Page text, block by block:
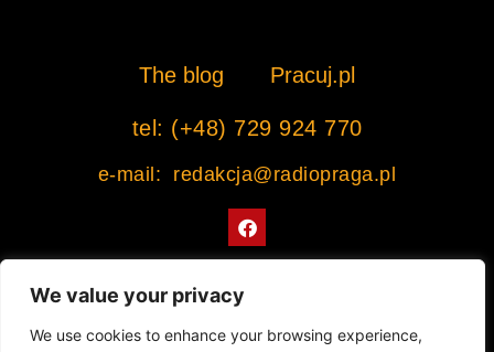
We value your privacy
We use cookies to enhance your browsing experience,
The blog Pracuj.pl
tel: (+48) 729 924 770
e-mail: redakcja@radiopraga.pl
F
a
c
o
Współpracujemy z Muzeum Warszawskiej Pragi